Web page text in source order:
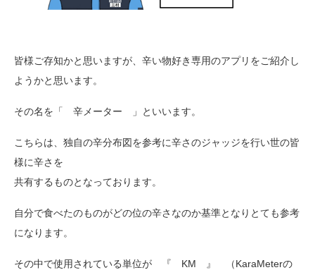
皆様ご存知かと思いますが、辛い物好き専用のアプリをご紹介し
ようかと思います。
その名を「 辛メーター 」といいます。
こちらは、独自の辛分布図を参考に辛さのジャッジを行い世の皆
様に辛さを
共有するものとなっております。
自分で食べたのものがどの位の辛さなのか基準となりとても参考
になります。
その中で使用されている単位が 『 KM 』 （KaraMeterの